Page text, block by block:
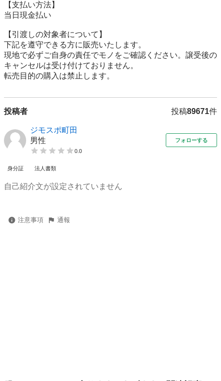
【⽀払い⽅法】
当日現金払い
【引渡しの対象者について】
下記を遵守できる⽅に販売いたします。
現地で必ずご⾃⾝の責任でモノをご確認ください。譲受後の
キャンセルは受け付けておりません。
転売⽬的の購⼊は禁⽌します。
投稿者 投稿89671件
ジモスポ町田
男性
0.0
フォローする
身分証 法人書類
自己紹介文が設定されていません
注意事項 通報